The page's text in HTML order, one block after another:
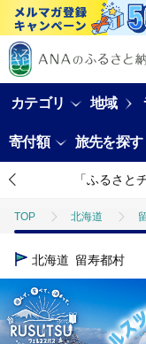
カテゴリ 地域
寄付額 旅先を探す
「ふるさと
TOP 北海道
TOP
TOP
TOP 旅行・宿泊・
北海道 留寿都村